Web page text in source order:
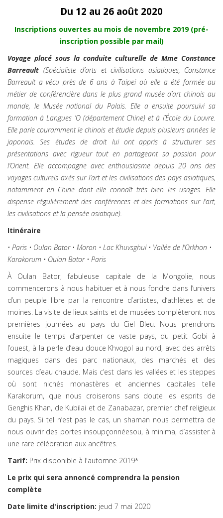
Du 12 au 26 août 2020
Inscriptions ouvertes au mois de novembre 2019 (pré-
inscription possible par mail)
Voyage placé sous la conduite culturelle de Mme Constance
Barreault (Spécialiste d’arts et civilisations asiatiques, Constance
Barreault a vécu près de 6 ans à Taipei où elle a été formée au
métier de conférencière dans le plus grand musée d’art chinois au
monde, le Musée national du Palais. Elle a ensuite poursuivi sa
formation à Langues ’O (département Chine) et à l’École du Louvre.
Elle parle couramment le chinois et étudie depuis plusieurs années le
japonais. Ses études de droit lui ont appris à structurer ses
présentations avec rigueur tout en partageant sa passion pour
l’Orient. Elle accompagne avec enthousiasme depuis 20 ans des
voyages culturels axés sur l’art et les civilisations des pays asiatiques,
notamment en Chine dont elle connaît très bien les usages. Elle
dispense régulièrement des conférences et des formations sur l’art,
les civilisations et la pensée asiatique).
Itinéraire
• Paris • Oulan Bator • Moron • Lac Khuvsghul • Vallée de l’Orkhon •
Karakorum • Oulan Bator • Paris
À Oulan Bator, fabuleuse capitale de la Mongolie, nous
commencerons à nous habituer et à nous fondre dans l’univers
d’un peuple libre par la rencontre d’artistes, d’athlètes et de
moines. La visite de lieux saints et de musées complèteront nos
premières journées au pays du Ciel Bleu. Nous prendrons
ensuite le temps d’arpenter ce vaste pays, du petit Gobi à
l’ouest, à la perle d’eau douce Khvogol au nord, avec des arrêts
magiques dans des parc nationaux, des marchés et des
sources d’eau chaude. Mais c’est dans les vallées et les steppes
où sont nichés monastères et anciennes capitales telle
Karakorum, que nous croiserons sans doute les esprits de
Genghis Khan, de Kubilai et de Zanabazar, premier chef religieux
du pays. Si tel n’est pas le cas, un shaman nous permettra de
nous ouvrir des portes insoupçonnéesou, à minima, d’assister à
une rare célébration aux ancêtres.
Tarif: Prix disponible à l'automne 2019*
Le prix qui sera annoncé comprendra la pension
complète
Date limite d'inscription: jeud 7 mai 2020